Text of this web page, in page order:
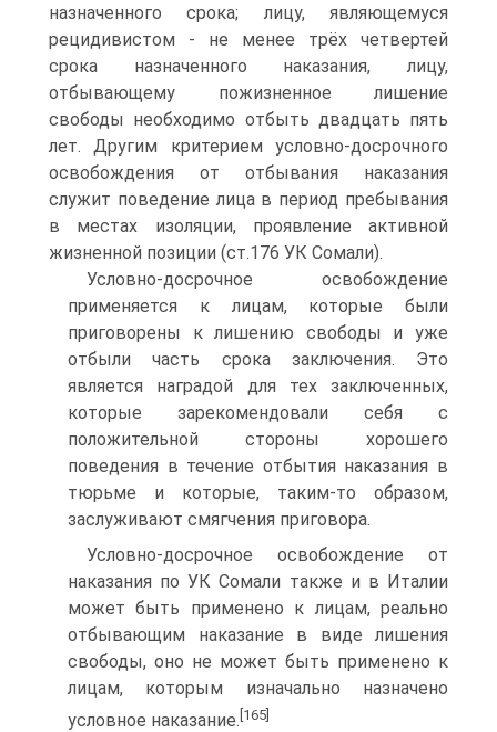
назначенного срока; лицу, являющемуся
рецидивистом - не менее трёх четвертей
срока назначенного наказания, лицу,
отбывающему пожизненное лишение
свободы необходимо отбыть двадцать пять
лет. Другим критерием условно-досрочного
освобождения от отбывания наказания
служит поведение лица в период пребывания
в местах изоляции, проявление активной
жизненной позиции (ст.176 УК Сомали).
Условно-досрочное освобождение
применяется к лицам, которые были
приговорены к лишению свободы и уже
отбыли часть срока заключения. Это
является наградой для тех заключенных,
которые зарекомендовали себя с
положительной стороны хорошего
поведения в течение отбытия наказания в
тюрьме и которые, таким-то образом,
заслуживают смягчения приговора.
Условно-досрочное освобождение от
наказания по УК Сомали также и в Италии
может быть применено к лицам, реально
отбывающим наказание в виде лишения
свободы, оно не может быть применено к
лицам, которым изначально назначено
условное наказание. [165]